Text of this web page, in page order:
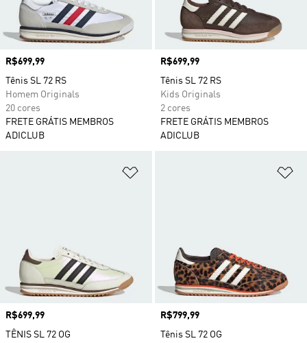
Preço
R$699,99
Tênis SL 72 RS
Homem Originals
20 cores
FRETE GRÁTIS MEMBROS
ADICLUB
Preço
R$699,99
Tênis SL 72 RS
Kids Originals
2 cores
FRETE GRÁTIS MEMBROS
ADICLUB
Preço
R$699,99
TÊNIS SL 72 OG
Preço
R$799,99
Tênis SL 72 OG